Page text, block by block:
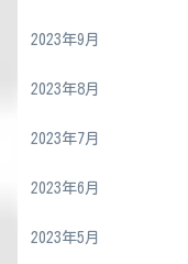
2023年9月
2023年8月
2023年7月
2023年6月
2023年5月